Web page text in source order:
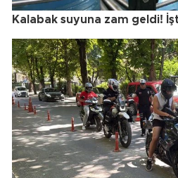
Kalabak suyuna zam geldi!